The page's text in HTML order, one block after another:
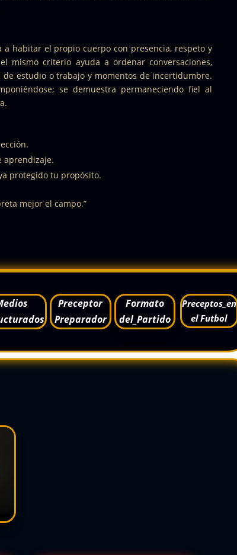
a habitar el propio cuerpo con presencia, respeto y
mismo criterio ayuda a ordenar conversaciones,
estudio o trabajo y momentos de incertidumbre.
se demuestra permaneciendo fiel al
aprendizaje.
protegido tu propósito.
mejor el campo.”
Preceptor
Preparador
Formato
del_Partido
Preceptos_en
el Futbol